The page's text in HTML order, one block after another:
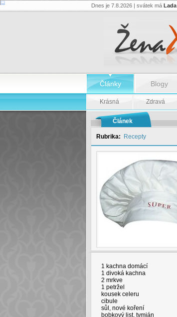
Recept:
kachně
Dnes je 7.8.2026 | svátek má Lada
Články Blogy
Krásná Zdravá
Článek
Rubrika: Recepty
1 kachna domácí
1 divoká kachna
2 mrkve
1 petržel
kousek celeru
cibule
sůl, nové koření
bobkový list, tymián